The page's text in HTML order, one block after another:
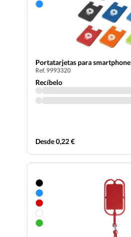
Portatarjetas para smartphone
Ref. 9993320
Recíbelo
Desde 0,22 €